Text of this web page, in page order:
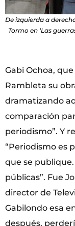
De izquierda a
Tormo en ‘Las
Gabi Ochoa,
Rambleta su
dramatizando
comparación
periodismo”. Y
“Periodismo es
que se
públicas”. Fue
director de
Gabilondo esa
después,